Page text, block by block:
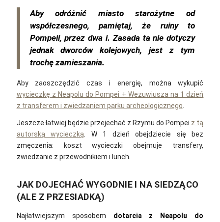
Aby odróżnić miasto starożytne od
współczesnego, pamiętaj, że ruiny to
Pompeii, przez dwa i. Zasada ta nie dotyczy
jednak dworców kolejowych, jest z tym
trochę zamieszania.
Aby zaoszczędzić czas i energię, można wykupić
wycieczkę z Neapolu do Pompei + Wezuwiusza na 1 dzień
z transferem i zwiedzaniem parku archeologicznego
Jeszcze łatwiej będzie przejechać z Rzymu do Pompei z tą
autorską wycieczką . W 1 dzień obejdziecie się bez
zmęczenia: koszt wycieczki obejmuje transfery,
zwiedzanie z przewodnikiem i lunch.
JAK DOJECHAĆ WYGODNIE I NA SIEDZĄCO
(ALE Z PRZESIADKĄ)
Najłatwiejszym sposobem dotarcia z Neapolu do